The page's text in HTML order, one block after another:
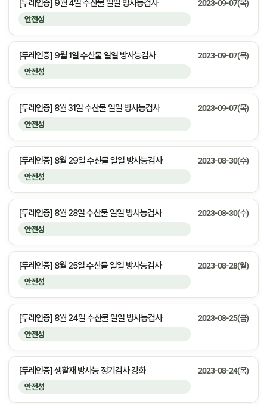
안전성
[두레인증] 9월 4일 수산물 일일 방사능검사 2023-09-07(목)
안전성
[두레인증] 9월 1일 수산물 일일 방사능검사 2023-09-07(목)
안전성
[두레인증] 8월 31일 수산물 일일 방사능검사 2023-09-07(목)
안전성
[두레인증] 8월 29일 수산물 일일 방사능검사 2023-08-30(수)
안전성
[두레인증] 8월 28일 수산물 일일 방사능검사 2023-08-30(수)
안전성
[두레인증] 8월 25일 수산물 일일 방사능검사 2023-08-28(월)
안전성
[두레인증] 8월 24일 수산물 일일 방사능검사 2023-08-25(금)
안전성
[두레인증] 생활재 방사능 정기검사 강화 2023-08-24(목)